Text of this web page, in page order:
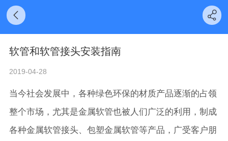
软管和软管接头安装指南
2019-04-28
当今社会发展中，各种绿色环保的材质产品逐渐的占领
整个市场，尤其是金属软管也被人们广泛的利用，制成
各种金属软管接头、包塑金属软管等产品，广受客户朋